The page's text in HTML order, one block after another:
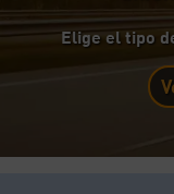
Elige el tipo